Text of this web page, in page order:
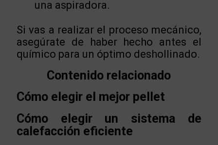
una aspiradora.
Si vas a realizar el proceso mecánico,
asegúrate de haber hecho antes el
químico para un óptimo deshollinado.
Contenido relacionado
Cómo elegir el mejor pellet
Cómo elegir un sistema de
calefacción eficiente